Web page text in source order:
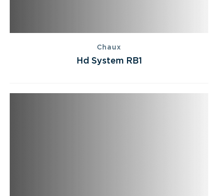
Chaux
Hd System RB1